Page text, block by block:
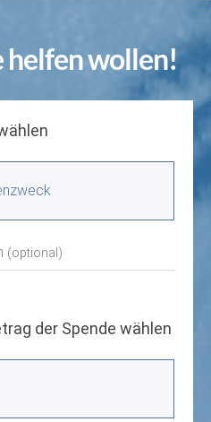
helfen wollen!
(optional)
der Spende wählen